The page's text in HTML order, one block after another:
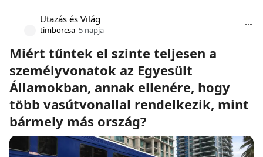
Utazás és Világ
timborcsa 5 napja
Miért tűntek el szinte teljesen a
személyvonatok az Egyesült
Államokban, annak ellenére, hogy
több vasútvonallal rendelkezik, mint
bármely más ország?